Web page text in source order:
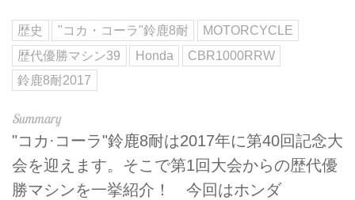
歴史 "コカ・コーラ"鈴鹿8耐
MOTORCYCLE
歴代優勝マシン39
Honda
CBR1000RRW
鈴鹿8耐2017
"コカ·コーラ"鈴鹿8耐は2017年に第40回記念大
会を迎えます。そこで第1回大会からの歴代優
勝マシンを一挙紹介！ 今回はホンダ